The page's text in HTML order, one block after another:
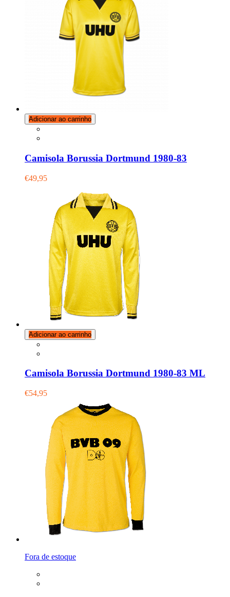
Adicionar ao carrinho
Camisola Borussia Dortmund 1980-83
€49,95
Adicionar ao carrinho
Camisola Borussia Dortmund 1980-83 ML
€54,95
Fora de estoque